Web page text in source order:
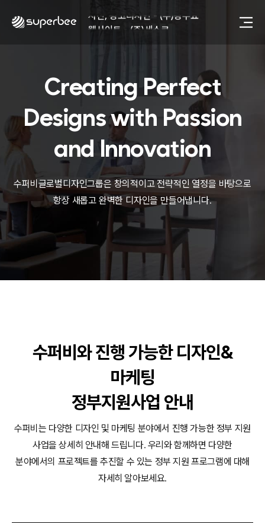
웹사이트 - (주)세스코
동영상, 카탈로그 - 피자마루
웹사이트 - 백조씽크
사진, 광고디자인 - 중외제약
패키지, 디자인 - 고려은단
동영상 - (주)듀오백
동영상 - ㈜고피자
동영상 - 모모스커피㈜
동영상 - 삼양홀딩스
동영상 - 킷캣
사진, 광고디자인 - (주)화요
사진, 광고디자인 - (주)광주요
웹사이트 - (주)세스코
제품디자인 - 삼성전자㈜
동영상, CI - 카피어랜드㈜
동영상, 홈페이지 - (주)분독
동영상 - (주)듀오백
동영상 - 모모스커피㈜
동영상 - 삼양홀딩스
동영상 - 킷캣
Creating Perfect
Designs with Passion
and Innovation
수퍼비글로벌디자인그룹은 창의적이고 전략적인 열정을 바탕으로
항상 새롭고 완벽한 디자인을 만들어냅니다.
수퍼비와 진행 가능한 디자인&
마케팅
정부지원사업 안내
수퍼비는 다양한 디자인 및 마케팅 분야에서 진행 가능한 정부 지원
사업을 상세히 안내해 드립니다. 우리와 함께하면 다양한
분야에서의 프로젝트를 추진할 수 있는 정부 지원 프로그램에 대해
자세히 알아보세요.